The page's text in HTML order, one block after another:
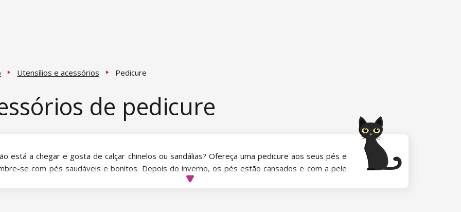
Utensílios e acessórios Pedicure
de pedicure
está a chegar e gosta de calçar chinelos ou sandálias? Ofereça uma pedicure aos seus pés e
se com pés saudáveis e bonitos. Depois do inverno, os pés estão cansados e com a pele
e merecem uma nova energia. Para ter pés bonitos e saudáveis durante o ano inteiro, a